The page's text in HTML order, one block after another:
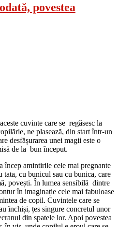
povestea
cuvinte care se regăsesc la
ne plasează, din start într-un
desfășurarea unei magii este o
de la bun început.
încep amintirile cele mai pregnante
tata, cu bunicul sau cu bunica, care
povești. În lumea sensibilă dintre
în imaginație cele mai fabuloase
de copil. Cuvintele care se
închiși, țes singure concretul unor
din spatele lor. Apoi povestea